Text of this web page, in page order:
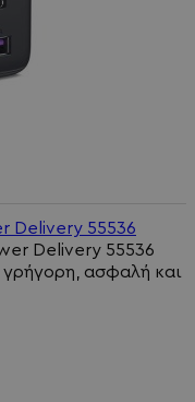
Delivery 55536
Delivery 55536
γρήγορη, ασφαλή και